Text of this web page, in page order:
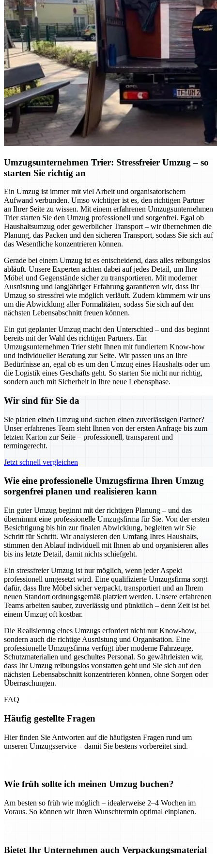
Umzugsunternehmen Trier: Stressfreier Umzug – so
starten Sie richtig an
Ein Umzug ist immer mit viel Arbeit und organisatorischem
Aufwand verbunden. Umso wichtiger ist es, den richtigen Partner
an Ihrer Seite zu wissen. Mit einem erfahrenen Umzugsunternehmen
Trier starten Sie den Umzug professionell und sorgenfrei. Egal ob
Haushaltsumzug oder gewerblicher Transport – wir übernehmen die
Planung, das Packen und den sicheren Transport, sodass Sie sich auf
das Wesentliche konzentrieren können.
Gerade bei einem Umzug ist es entscheidend, dass alles reibungslos
abläuft. Unsere Experten achten dabei auf jedes Detail, um Ihre
Möbel und Gegenstände sicher zu transportieren. Mit moderner
Ausrüstung und langjähriger Erfahrung garantieren wir, dass Ihr
Umzug so stressfrei wie möglich verläuft. Zudem kümmern wir uns
um die Abwicklung aller Formalitäten, sodass Sie sich auf den
nächsten Lebensabschnitt freuen können.
Ein gut geplanter Umzug macht den Unterschied – und das beginnt
bereits mit der Wahl des richtigen Partners. Ein
Umzugsunternehmen Trier steht Ihnen mit fundiertem Know-how
und individueller Beratung zur Seite. Wir passen uns an Ihre
Bedürfnisse an, egal ob es um den Umzug eines Haushalts oder um
die Logistik eines Geschäfts geht. So starten Sie nicht nur richtig,
sondern auch mit Sicherheit in Ihre neue Lebensphase.
Wir sind für Sie da
Sie planen einen Umzug und suchen einen zuverlässigen Partner?
Unser erfahrenes Team steht Ihnen von der ersten Anfrage bis zum
letzten Karton zur Seite – professionell, transparent und
termingerecht.
Jetzt schnell vergleichen
Wie eine professionelle Umzugsfirma Ihren Umzug
sorgenfrei planen und realisieren kann
Ein guter Umzug beginnt mit der richtigen Planung – und das
übernimmt eine professionelle Umzugsfirma für Sie. Von der ersten
Besichtigung bis hin zur finalen Abwicklung, begleiten wir Sie
Schritt für Schritt. Wir analysieren den Umfang Ihres Haushalts,
stimmen den Ablauf individuell mit Ihnen ab und organisieren alles
bis ins letzte Detail, damit nichts schiefgeht.
Ein stressfreier Umzug ist nur möglich, wenn jeder Aspekt
professionell umgesetzt wird. Eine qualifizierte Umzugsfirma sorgt
dafür, dass Ihre Möbel sicher verpackt, transportiert und an Ihrem
neuen Standort ordnungsgemäß platziert werden. Unsere erfahrenen
Teams arbeiten sauber, zuverlässig und pünktlich – denn Zeit ist bei
einem Umzug oft kostbar.
Die Realisierung eines Umzugs erfordert nicht nur Know-how,
sondern auch die richtige Ausrüstung und Organisation. Eine
professionelle Umzugsfirma verfügt über moderne Fahrzeuge,
Schutzmaterialien und geschultes Personal. So gewährleisten wir,
dass Ihr Umzug reibungslos vonstatten geht und Sie sich auf den
nächsten Lebensabschnitt konzentrieren können, ohne Sorgen oder
Überraschungen.
FAQ
Häufig gestellte Fragen
Hier finden Sie Antworten auf die häufigsten Fragen rund um
unseren Umzugsservice – damit Sie bestens vorbereitet sind.
Wie früh sollte ich meinen Umzug buchen?
Am besten so früh wie möglich – idealerweise 2–4 Wochen im
Voraus. So können wir Ihren Wunschtermin optimal einplanen.
Bietet Ihr Unternehmen auch Verpackungsmaterial